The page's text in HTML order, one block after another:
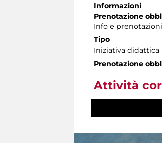
Informazioni
Prenotazione
Info e
Tipo
Iniziativa didattica
Prenotazione
Attività